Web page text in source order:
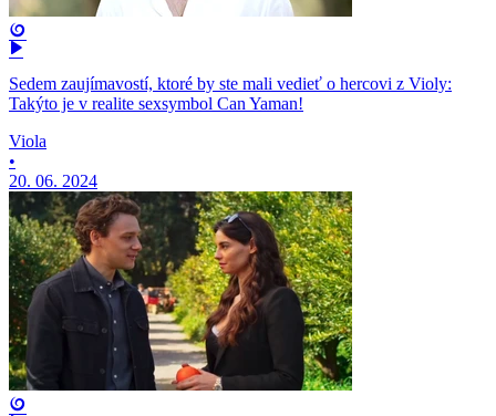
Sedem zaujímavostí, ktoré by ste mali vedieť o hercovi z Violy:
Takýto je v realite sexsymbol Can Yaman!
Viola
•
20. 06. 2024